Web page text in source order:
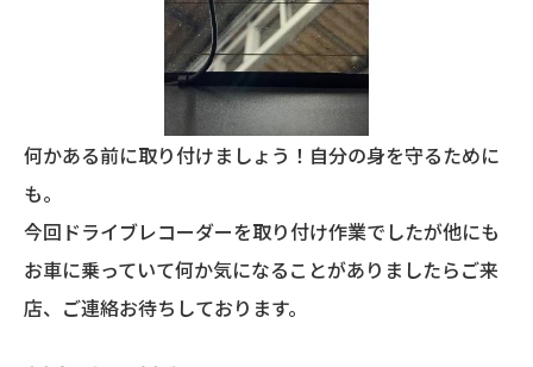
何かある前に取り付けましょう！自分の身を守るために
も。
今回ドライブレコーダーを取り付け作業でしたが他にも
お車に乗っていて何か気になることがありましたらご来
店、ご連絡お待ちしております。